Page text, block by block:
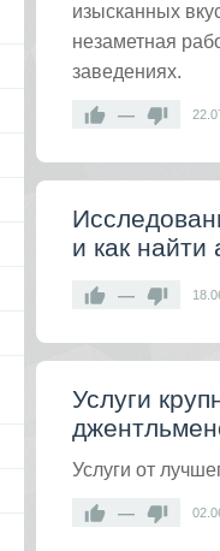
изысканных
незаметная
заведениях.
—
и как найти
—
Услуги
Услуги от
—